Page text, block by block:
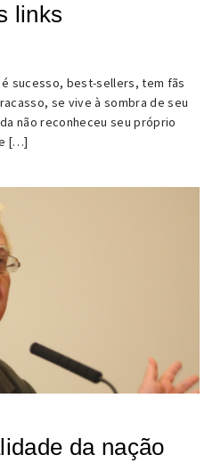
links
sucesso, best-sellers, tem fãs
se vive à sombra de seu
não reconheceu seu próprio
[…]
da nação